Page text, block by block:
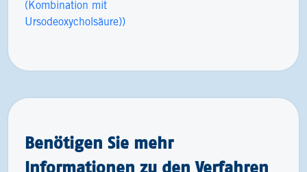
(Kombination mit
Ursodeoxycholsäure))
Benötigen Sie mehr
Informationen zu den Verfahren